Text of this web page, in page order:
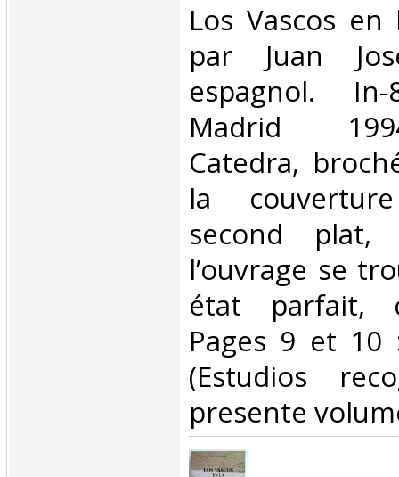
‎Los Vascos
par Juan
espagnol.
Madrid
Catedra,
la
second
l’ouvrage se
état parfait,
Pages 9 et 10
(Estudios
presente